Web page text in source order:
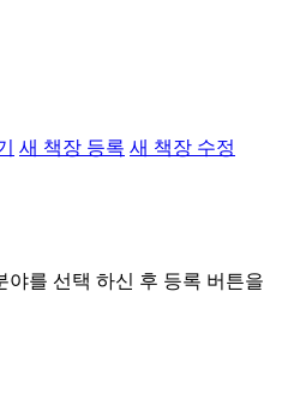
새 책장 등록 새 책장 수정
야를 선택 하신 후 등록 버튼을